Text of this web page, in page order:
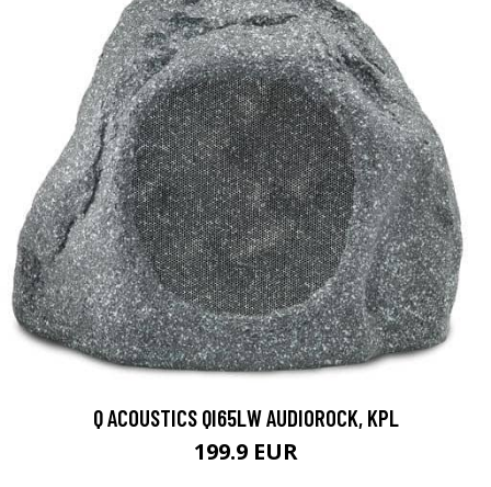
Q ACOUSTICS QI65LW AUDIOROCK, KPL
199.9 EUR